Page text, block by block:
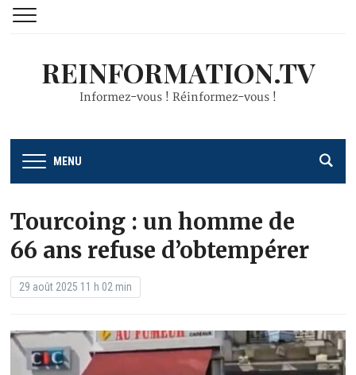
REINFORMATION.TV
Informez-vous ! Réinformez-vous !
MENU
Tourcoing : un homme de
66 ans refuse d’obtempérer
29 août 2025 11 h 02 min